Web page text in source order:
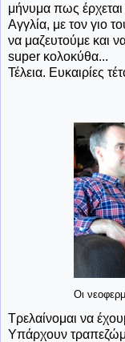
μήνυμα πως
Αγγλία, με τον γιο
να μαζευτούμε και
super κολοκύθα...
Τέλεια. Ευκαιρίες
Οι
Τρελαίνομαι να
Υπάρχουν